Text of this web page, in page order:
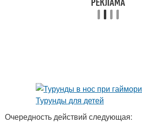
Очередность действий следующая: